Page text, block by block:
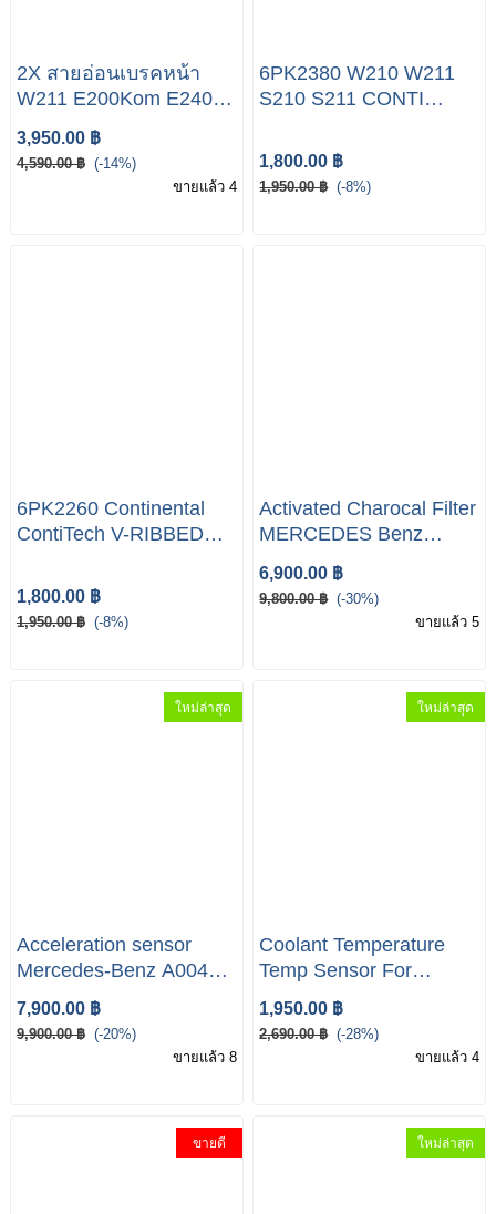
2X สายอ่อนเบรคหน้า
W211 E200Kom E240
E22 CDI E270 CDI
3,950.00 ฿
4,590.00 ฿ (-14%)
ขายแล้ว 4
6PK2380 W210 W211
S210 S211 CONTI
1,800.00 ฿
1,950.00 ฿ (-8%)
6PK2260 Continental
ContiTech V-RIBBED
1,800.00 ฿
1,950.00 ฿ (-8%)
Activated Charocal Filter
MERCEDES Benz
W211 E200 E230 E240
E280 E320
6,900.00 ฿
9,800.00 ฿ (-30%)
ขายแล้ว 5
ใหม่ล่าสุด
Acceleration sensor
Mercedes-Benz A004
542 35 18
7,900.00 ฿
9,900.00 ฿ (-20%)
ขายแล้ว 8
ใหม่ล่าสุด
Coolant Temperature
Temp Sensor For
Mercedes W211 W219
ML
1,950.00 ฿
2,690.00 ฿ (-28%)
ขายแล้ว 4
ขายดี ใหม่ล่าสุด